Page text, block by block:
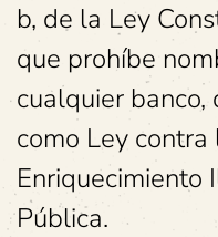
b, de la Ley
que prohíbe
cualquier banco,
como Ley
Enriquecimiento
Pública.